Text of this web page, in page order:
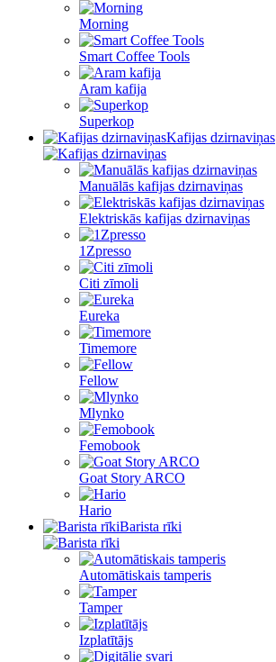
Morning
Smart Coffee Tools
Aram kafija
Superkop
Kafijas dzirnaviņas
Manuālās kafijas dzirnaviņas
Elektriskās kafijas dzirnaviņas
1Zpresso
Citi zīmoli
Eureka
Timemore
Fellow
Mlynko
Femobook
Goat Story ARCO
Hario
Barista rīki
Automātiskais tamperis
Tamper
Izplatītājs